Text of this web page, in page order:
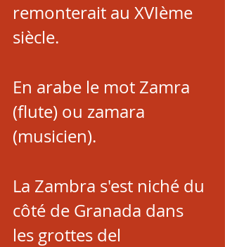
remonterait au XVIème
siècle.
En arabe le mot Zamra
(flute) ou zamara
(musicien).
La Zambra s'est niché du
côté de Granada dans
les grottes del